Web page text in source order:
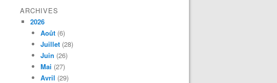
ARCHIVES
2026
Août (6)
Juillet (28)
Juin (26)
Mai (27)
Avril (29)